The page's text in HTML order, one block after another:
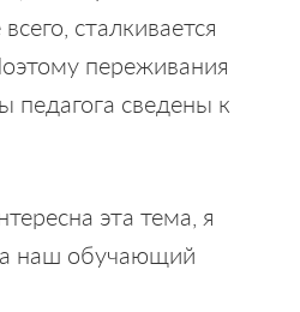
сталкивается
переживания
педагога сведены к
эта тема, я
наш обучающий